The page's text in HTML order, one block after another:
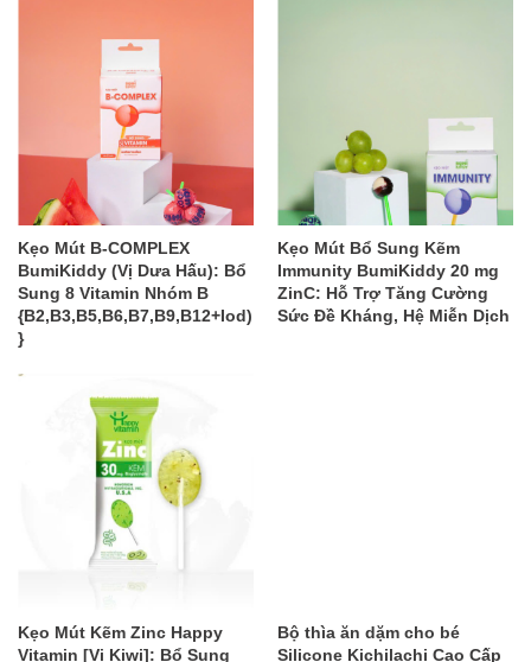
Kẹo Mút B-COMPLEX
BumiKiddy (Vị Dưa Hấu): Bổ
Sung 8 Vitamin Nhóm B
{B2,B3,B5,B6,B7,B9,B12+Iod)
}
Kẹo Mút Bổ Sung Kẽm
Immunity BumiKiddy 20 mg
ZinC: Hỗ Trợ Tăng Cường
Sức Đề Kháng, Hệ Miễn Dịch
Kẹo Mút Kẽm Zinc Happy
Vitamin [Vị Kiwi]: Bổ Sung
Bộ thìa ăn dặm cho bé
Silicone Kichilachi Cao Cấp